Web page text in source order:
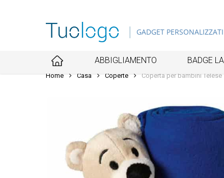
GADGET PERSONALIZZATI
ABBIGLIAMENTO
BADGE
Home Casa Coperte Coperta per bambini Telese